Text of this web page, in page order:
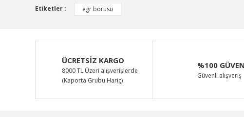
Bu ürünün fiyat bilgisi, resim, ürün açıklamalarında ve diğer
Görüş ve önerileriniz için teşekkür ederiz.
Ürün resmi kalitesiz, bozuk veya görüntülenemiyor.
Ürün açıklamasında eksik bilgiler bulunuyor.
Ürün bilgilerinde hatalar bulunuyor.
Ürün fiyatı diğer sitelerden daha pahalı.
Etiketler : egr borusu
ÜCRETSİZ KARGO
8000 TL Üzeri alışverişlerde
(Kaporta Grubu Hariç)
%100
Güvenli alışveriş